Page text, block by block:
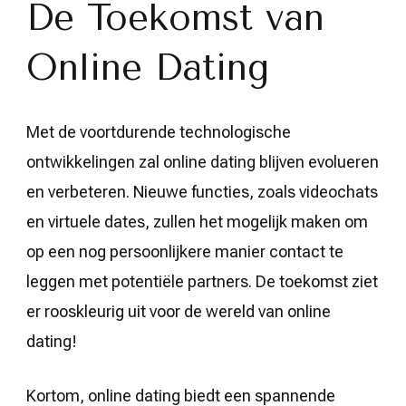
De Toekomst van
Online Dating
Met de voortdurende technologische
ontwikkelingen zal online dating blijven evolueren
en verbeteren. Nieuwe functies, zoals videochats
en virtuele dates, zullen het mogelijk maken om
op een nog persoonlijkere manier contact te
leggen met potentiële partners. De toekomst ziet
er rooskleurig uit voor de wereld van online
dating!
Kortom, online dating biedt een spannende